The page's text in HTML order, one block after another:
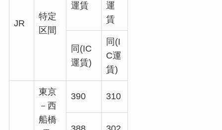
JR
特定
区間
運賃
運
賃
同(IC
運賃)
同(I
C運
賃)
東京
－西
船橋
390 310